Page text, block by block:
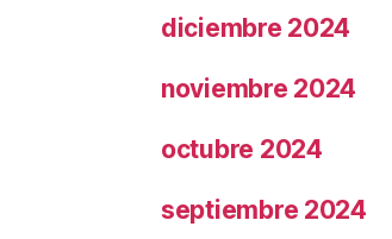
diciembre 2024
noviembre 2024
octubre 2024
septiembre 2024